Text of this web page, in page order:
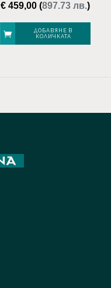
€459,00(897.73 лв.)
ДОБАВЯНЕ В
КОЛИЧКАТА